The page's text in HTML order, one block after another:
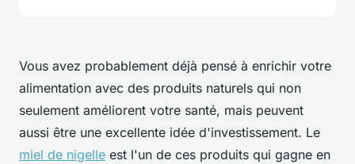
Vous avez probablement déjà pensé à enrichir votre
alimentation avec des produits naturels qui non
seulement améliorent votre santé, mais peuvent
aussi être une excellente idée d'investissement. Le
miel de nigelle est l'un de ces produits qui gagne en